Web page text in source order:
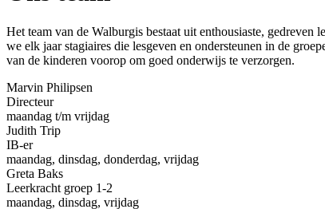
Het team van de Walburgis bestaat uit enthousiaste,
we elk jaar stagiaires die lesgeven en ondersteunen in de
van de kinderen voorop om goed onderwijs te verzorgen.
Marvin Philipsen
Directeur
maandag t/m vrijdag
Judith Trip
IB-er
maandag, dinsdag, donderdag, vrijdag
Greta Baks
Leerkracht groep 1-2
maandag, dinsdag, vrijdag